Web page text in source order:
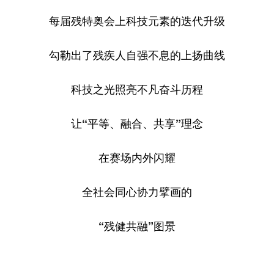
每届残特奥会上科技元素的迭代升级
勾勒出了残疾人自强不息的上扬曲线
科技之光照亮不凡奋斗历程
让“平等、融合、共享”理念
在赛场内外闪耀
全社会同心协力擘画的
“残健共融”图景